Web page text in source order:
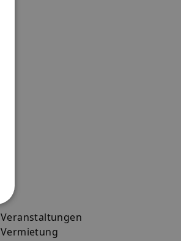
Veranstaltungen
Vermietung